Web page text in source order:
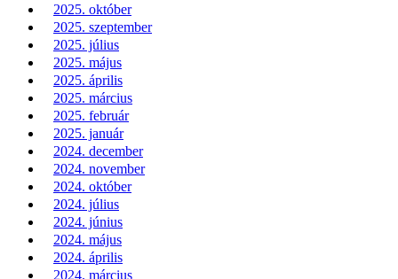
2025. október
2025. szeptember
2025. július
2025. május
2025. április
2025. március
2025. február
2025. január
2024. december
2024. november
2024. október
2024. július
2024. június
2024. május
2024. április
2024. március